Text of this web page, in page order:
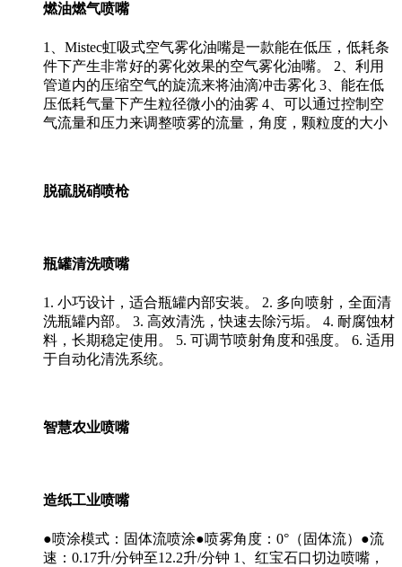
燃油燃气喷嘴
1、Mistec虹吸式空气雾化油嘴是一款能在低压，低耗条
件下产生非常好的雾化效果的空气雾化油嘴。 2、利用
管道内的压缩空气的旋流来将油滴冲击雾化 3、能在低
压低耗气量下产生粒径微小的油雾 4、可以通过控制空
气流量和压力来调整喷雾的流量，角度，颗粒度的大小
脱硫脱硝喷枪
瓶罐清洗喷嘴
1. 小巧设计，适合瓶罐内部安装。 2. 多向喷射，全面清
洗瓶罐内部。 3. 高效清洗，快速去除污垢。 4. 耐腐蚀材
料，长期稳定使用。 5. 可调节喷射角度和强度。 6. 适用
于自动化清洗系统。
智慧农业喷嘴
造纸工业喷嘴
●喷涂模式：固体流喷涂●喷雾角度：0°（固体流）●流
速：0.17升/分钟至12.2升/分钟 1、红宝石口切边喷嘴，